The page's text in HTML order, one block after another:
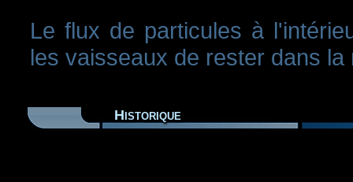
Le flux de particules à
les vaisseaux de rester dans
Historique